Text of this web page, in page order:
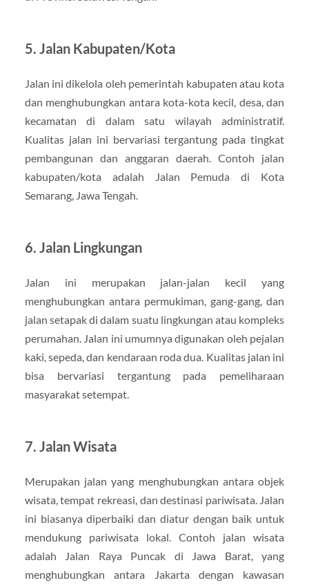
5. Jalan Kabupaten/Kota
Jalan ini dikelola oleh pemerintah kabupaten atau kota
dan menghubungkan antara kota-kota kecil, desa, dan
kecamatan di dalam satu wilayah administratif.
Kualitas jalan ini bervariasi tergantung pada tingkat
pembangunan dan anggaran daerah. Contoh jalan
kabupaten/kota adalah Jalan Pemuda di Kota
Semarang, Jawa Tengah.
6. Jalan Lingkungan
Jalan ini merupakan jalan-jalan kecil yang
menghubungkan antara permukiman, gang-gang, dan
jalan setapak di dalam suatu lingkungan atau kompleks
perumahan. Jalan ini umumnya digunakan oleh pejalan
kaki, sepeda, dan kendaraan roda dua. Kualitas jalan ini
bisa bervariasi tergantung pada pemeliharaan
masyarakat setempat.
7. Jalan Wisata
Merupakan jalan yang menghubungkan antara objek
wisata, tempat rekreasi, dan destinasi pariwisata. Jalan
ini biasanya diperbaiki dan diatur dengan baik untuk
mendukung pariwisata lokal. Contoh jalan wisata
adalah Jalan Raya Puncak di Jawa Barat, yang
menghubungkan antara Jakarta dengan kawasan